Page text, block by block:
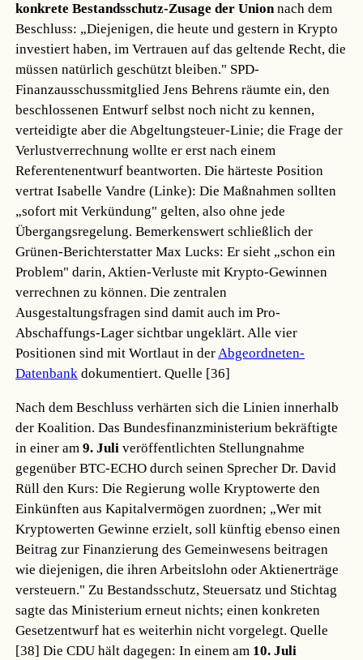
konkrete Bestandsschutz-Zusage der Unionnach dem
Beschluss: „Diejenigen, die heute und gestern in Krypto
investiert haben, im Vertrauen auf das geltende Recht, die
müssen natürlich geschützt bleiben." SPD-
Finanzausschussmitglied Jens Behrens räumte ein, den
beschlossenen Entwurf selbst noch nicht zu kennen,
verteidigte aber die Abgeltungsteuer-Linie; die Frage der
Verlustverrechnung wollte er erst nach einem
Referentenentwurf beantworten. Die härteste Position
vertrat Isabelle Vandre (Linke): Die Maßnahmen sollten
„sofort mit Verkündung" gelten, also ohne jede
Übergangsregelung. Bemerkenswert schließlich der
Grünen-Berichterstatter Max Lucks: Er sieht „schon ein
Problem" darin, Aktien-Verluste mit Krypto-Gewinnen
verrechnen zu können. Die zentralen
Ausgestaltungsfragen sind damit auch im Pro-
Abschaffungs-Lager sichtbar ungeklärt. Alle vier
Positionen sind mit Wortlaut in derAbgeordneten-
Datenbank dokumentiert.Quelle [36]
Nach dem Beschluss verhärten sich die Linien innerhalb
der Koalition. Das Bundesfinanzministerium bekräftigte
in einer am9. Juli veröffentlichten Stellungnahme
gegenüber BTC-ECHO durch seinen Sprecher Dr. David
Rüll den Kurs: Die Regierung wolle Kryptowerte den
Einkünften aus Kapitalvermögen zuordnen; „Wer mit
Kryptowerten Gewinne erzielt, soll künftig ebenso einen
Beitrag zur Finanzierung des Gemeinwesens beitragen
wie diejenigen, die ihren Arbeitslohn oder Aktienerträge
versteuern." Zu Bestandsschutz, Steuersatz und Stichtag
sagte das Ministerium erneut nichts; einen konkreten
Gesetzentwurf hat es weiterhin nicht vorgelegt.Quelle
[38] Die CDU hält dagegen: In einem am 10. Juli